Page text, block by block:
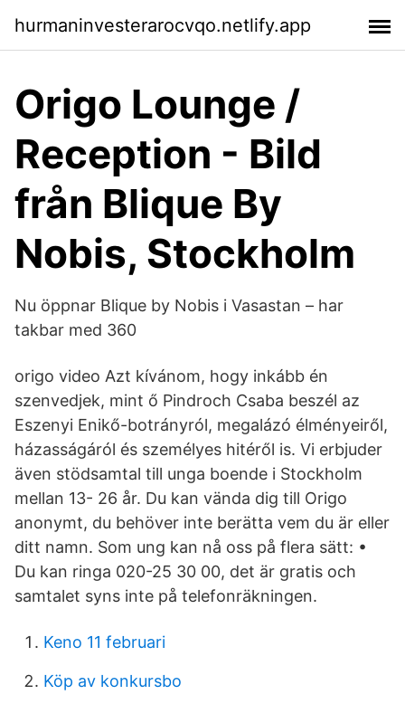
hurmaninvesterarocvqo.netlify.app
Origo Lounge /
Reception - Bild
från Blique By
Nobis, Stockholm
Nu öppnar Blique by Nobis i Vasastan – har
takbar med 360
origo video Azt kívánom, hogy inkább én
szenvedjek, mint ő Pindroch Csaba beszél az
Eszenyi Enikő-botrányról, megalázó élményeiről,
házasságáról és személyes hitéről is. Vi erbjuder
även stödsamtal till unga boende i Stockholm
mellan 13- 26 år. Du kan vända dig till Origo
anonymt, du behöver inte berätta vem du är eller
ditt namn. Som ung kan nå oss på flera sätt: •
Du kan ringa 020-25 30 00, det är gratis och
samtalet syns inte på telefonräkningen.
Keno 11 februari
Köp av konkursbo